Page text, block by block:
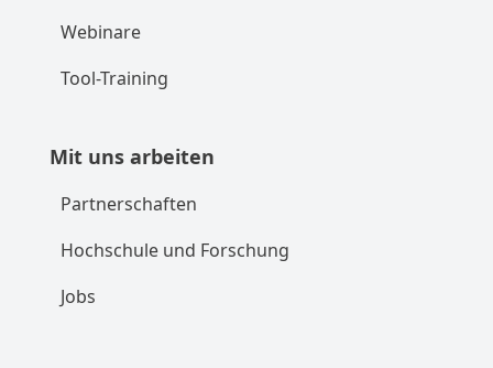
Webinare
Tool-Training
Mit uns arbeiten
Partnerschaften
Hochschule und Forschung
Jobs